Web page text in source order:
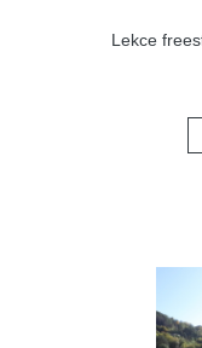
Lekce